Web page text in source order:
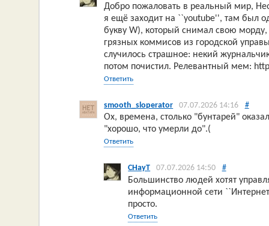
Добро пожаловать в реальный мир,
я ещё заходит на ``youtube'', там был
букву W), который снимал свою
грязных коммисов из городской
случилось страшное: некий
потом почистил. Релевантный мем:
Ответить
smooth_sloperator 07.07.2026 14:16 #
Ох, времена, столько "бунтарей"
"хорошо, что умерли до".(
Ответить
CHayT 07.07.2026 14:50 #
Большинство людей хотят
информационной сети
просто.
Ответить